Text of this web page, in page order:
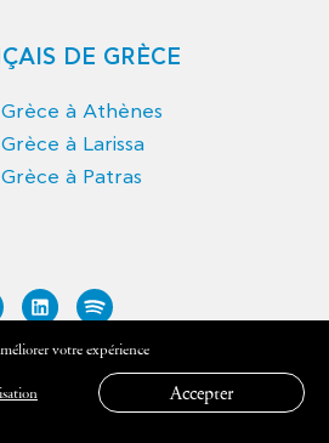
DE GRÈCE
à Athènes
à Larissa
à Patras
votre expérience
Accepter